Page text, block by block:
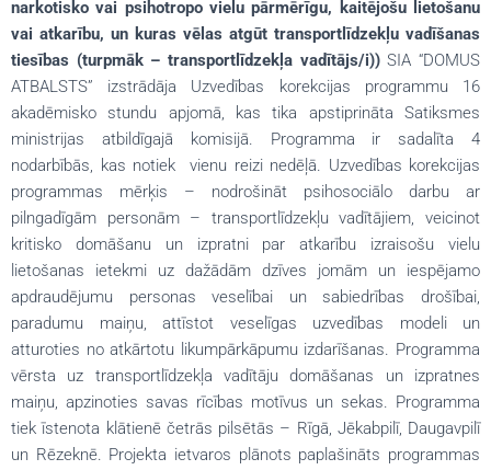
narkotisko vai psihotropo vielu pārmērīgu, kaitējošu lietošanu
vai atkarību, un kuras vēlas atgūt transportlīdzekļu vadīšanas
tiesības (turpmāk – transportlīdzekļa vadītājs/i))SIA “DOMUS
ATBALSTS” izstrādāja Uzvedības korekcijas programmu 16
akadēmisko stundu apjomā, kas tika apstiprināta Satiksmes
ministrijas atbildīgajā komisijā. Programma ir sadalīta 4
nodarbībās, kas notiek vienu reizi nedēļā. Uzvedības korekcijas
programmas mērķis – nodrošināt psihosociālo darbu ar
pilngadīgām personām – transportlīdzekļu vadītājiem, veicinot
kritisko domāšanu un izpratni par atkarību izraisošu vielu
lietošanas ietekmi uz dažādām dzīves jomām un iespējamo
apdraudējumu personas veselībai un sabiedrības drošībai,
paradumu maiņu, attīstot veselīgas uzvedības modeli un
atturoties no atkārtotu likumpārkāpumu izdarīšanas. Programma
vērsta uz transportlīdzekļa vadītāju domāšanas un izpratnes
maiņu, apzinoties savas rīcības motīvus un sekas. Programma
tiek īstenota klātienē četrās pilsētās – Rīgā, Jēkabpilī, Daugavpilī
un Rēzeknē. Projekta ietvaros plānots paplašināts programmas